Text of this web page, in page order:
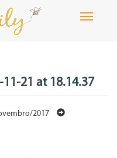
Toggle
21 at 18.14.37
2017